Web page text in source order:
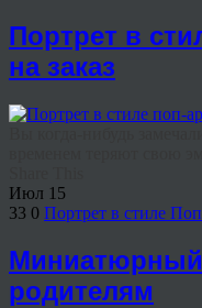
Портрет в
на заказ
Июл 15
33 0 Портрет в стиле
родителям